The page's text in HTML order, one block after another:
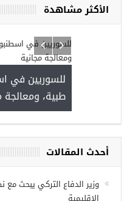
الأكثر مشاهدة
مجموعة فرص عمل
أحدث المقالات